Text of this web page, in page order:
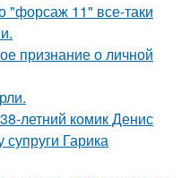
"форсаж 11" все-таки
признание о личной
летний комик Денис
Гарика